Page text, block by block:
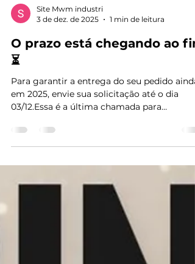
1 min de leitura
O prazo está chegando ao